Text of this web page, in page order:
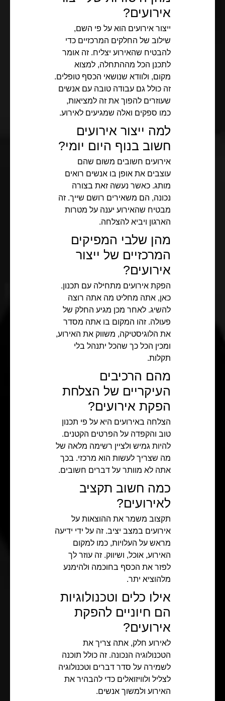
אירועים?
ייצור אירועים הוא על פי השם,
שילוב של החלקים המרכזיים כדי
להבטיח שהאירוע יצליח. זה אומר
לתכנן הכל מההתחלה, למצוא
מקום, ולוודא שנושאי הכסף טופלים.
זה כולל גם עבודה טובה עם אנשים
שעוזרים להפוך את זה למציאות,
כמו ספקים ואלה שמגיעים לאירוע.
למה ייצור אירועים
חשוב בנוף היום יומי?
אירועים חשובים משום שהם
עוצבים את אופן בו אנשים רואים
מותג. כאשר נעשה זאת בצורה
נכונה, הם משאירים רושם שייך. זה
מבטיח שהאירוע יענה על מטרות
הארגון ויביא להצלחה.
מהן שלבי המפיקים
המרכזיים של ייצור
אירועים?
הפקת אירועים מתחילה עם תכנון.
כאן, אתה מחליט מה אתה רוצה
להשיג. לאחר מכן מגיע החלק של
פעולה. זהו המקום בו אתה מסדר
את הלוגיסטיקה, משווק את האירוע,
ומכין הכל כך שהכל יתנהל בלי
תקלות.
מהם הרכיבים
העיקריים של הצלחת
הפקת אירועים?
הצלחה באירועים היא על פי תכנון
טוב והקפדה על הפרטים הקטנים.
להיות גמיש ולציין רשימה מלאה של
מה שצריך לעשות הוא מרכזי. בכך
אתה לא מוותר על דברים חשובים.
כמה חשוב תקציב
לאירועים?
תקצוב משמר את ההוצאות על
אירועים במצב יציב. זה על ידי ידיעה
מראש על העלויות, כמו למקום
האירוע, אוכל, ושיווק. זה עוזר לך
לפזר את הכסף בחוכמה ולהימנע
מלהוציא יתר.
אילו כלים וטכנולוגיות
הם חיוניים להפקת
אירועים?
לאירוע חלק, אתה צריך את
הטכנולוגיה הנכונה. זה כולל תוכנה
לשמירה על סדר דברים וטכנולוגיה
לצליל ולוויזואלים כדי להבהיר את
האירוע ולמשוך אנשים.